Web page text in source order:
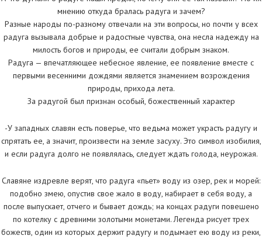
мнению откуда бралась радуга и зачем?
Разные народы по-разному отвечали на эти вопросы, но почти у всех
радуга вызывала добрые и радостные чувства, она несла надежду на
милость богов и природы, ее считали добрым знаком.
Радуга — впечатляющее небесное явление, ее появление вместе с
первыми весенними дождями является знамением возрождения
природы, прихода лета.
За радугой был признан особый, божественный характер
-У западных славян есть поверье, что ведьма может украсть радугу и
спрятать ее, а значит, произвести на земле засуху. Это символ изобилия,
и если радуга долго не появлялась, следует ждать голода, неурожая.
Славяне издревле верят, что радуга «пьет» воду из озер, рек и морей:
подобно змею, опустив свое жало в воду, набирает в себя воду, а
после выпускает, отчего и бывает дождь; на концах радуги повешено
по котелку с древними золотыми монетами. Легенда рисует трех
божеств, один из которых держит радугу и подымает ею воду из реки,